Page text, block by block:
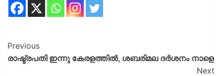
Previous
രാഷ്ട്രപതി ഇന്നു കേരളത്തിൽ, ശബരിമല ദർശനം നാളെ
Next